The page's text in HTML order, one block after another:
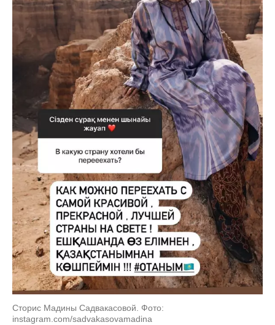
Сторис Мадины Садвакасовой. Фото:
instagram.com/sadvakasovamadina